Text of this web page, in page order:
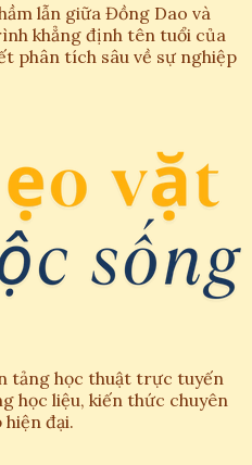
lẫn giữa Đồng Dao và
khẳng định tên tuổi của
phân tích sâu về sự nghiệp
tảng học thuật trực tuyến
học liệu, kiến thức chuyên
hiện đại.